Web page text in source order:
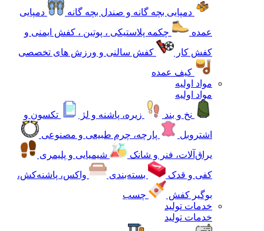
دمپایی بچه گانه و صندل بچه گانه
دمپایی
عمده
چکمه پلاستیکی ، پوتین ، کفش ایمنی و
کفش کار
کفش سالنی و ورزش های تخصصی
کیف عمده
مواد اولیه
مواد اولیه
نخ و بند
زیره، پاشنه و لژ
تکسون و
اشتروبل
پارچه، چرم طبیعی و مصنوعی
یراق‌آلات، فنر و شانک
شیمیایی و پلیمری
کفی و قدک
بسته‌بندی
واکس، پاشنه‌کش،
بوگیر کفش
چسب
خدمات تولید
خدمات تولید